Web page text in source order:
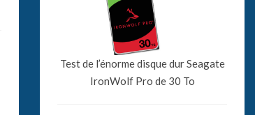
Test de l’énorme disque dur Seagate
IronWolf Pro de 30 To